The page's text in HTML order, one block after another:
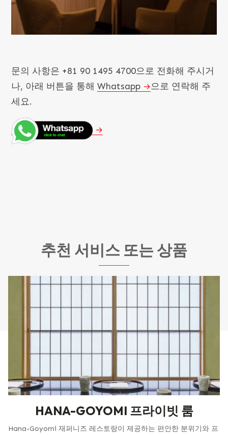
문의 사항은 +81 90 1495 4700으로 전화해 주시거
나, 아래 버튼을 통해Whatsapp
으로 연락해 주
세요.
추천 서비스 또는 상품
HANA-GOYOMI 프라이빗 룸
Hana-Goyomi 재퍼니즈 레스토랑이 제공하는 편안한 분위기와 프